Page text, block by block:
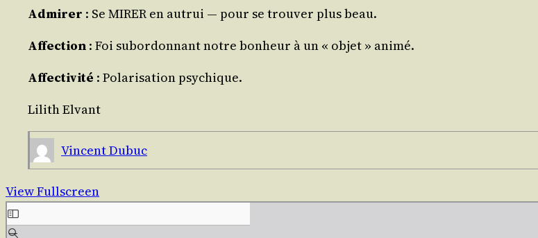
Admi­rer : Se MIRER en autrui ― pour se trou­ver plus beau.
Affec­tion : Foi subor­don­nant notre bon­heur à un « objet » animé.
Affec­ti­vi­té : Pola­ri­sa­tion psychique.
Lilith Elvant
Vincent Dubuc
View Fullscreen